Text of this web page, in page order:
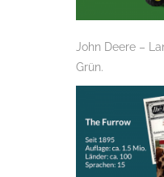
John Deere –
Grün.